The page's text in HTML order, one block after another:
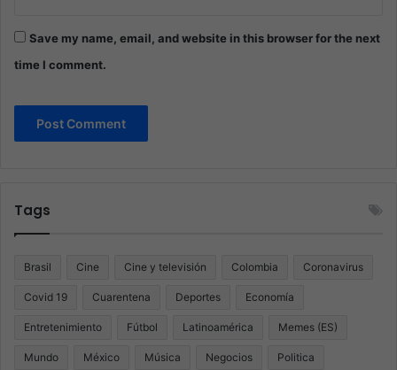
Save my name, email, and website in this browser for the next
time I comment.
Tags
Brasil Cine Cine y televisión Colombia Coronavirus
Covid 19 Cuarentena Deportes Economía
Entretenimiento Fútbol Latinoamérica Memes (ES)
Mundo México Música Negocios Politica